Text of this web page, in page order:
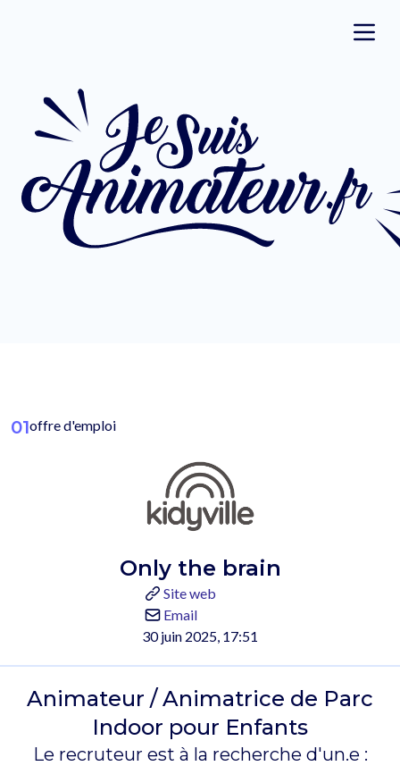
01offre d'emploi
Only the brain
Site web
Email
30 juin 2025, 17:51
Animateur / Animatrice de Parc
Indoor pour Enfants
Le recruteur est à la recherche d'un.e :